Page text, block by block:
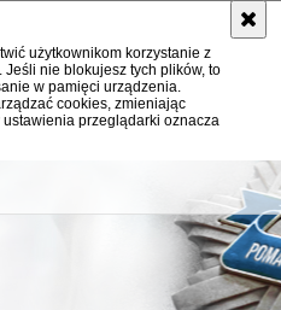
użytkownikom korzystanie z
nie blokujesz tych plików, to
w pamięci urządzenia.
cookies, zmieniając
przeglądarki oznacza